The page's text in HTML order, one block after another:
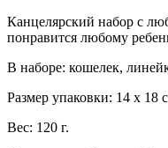
Канцелярский набор с
понравится любому
В наборе: кошелек,
Размер упаковки: 14 х 18
Вес: 120 г.